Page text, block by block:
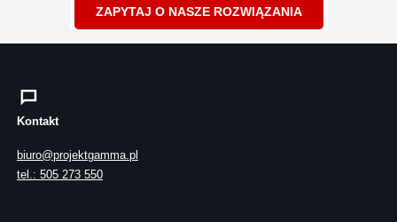
ZAPYTAJ O NASZE ROZWIĄZANIA
Kontakt
biuro@projektgamma.pl
tel.: 505 273 550